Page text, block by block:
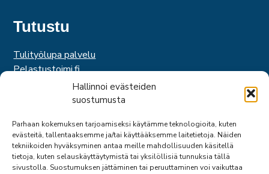
Hallinnoi evästeiden
suostumusta
Parhaan kokemuksen tarjoamiseksi käytämme teknologioita, kuten
evästeitä, tallentaaksemme ja/tai käyttääksemme laitetietoja. Näiden
tekniikoiden hyväksyminen antaa meille mahdollisuuden käsitellä
tietoja, kuten selauskäyttäytymistä tai yksilöllisiä tunnuksia tällä
sivustolla. Suostumuksen jättäminen tai peruuttaminen voi vaikuttaa
Tutustu
Tulityölupa palvelu
Pelastustoimi.fi
Hätäkeskuslaitos
Palosuojelurahasto
Suomen Pelastusalan Keskusjärjestö
SPEK
Federation of EUropean Fire Officers